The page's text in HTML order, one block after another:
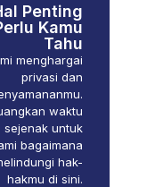
Penting
Kamu
Tahu
menghargai
privasi dan
waktu
sejenak untuk
bagaimana
hak-
hakmu di sini.